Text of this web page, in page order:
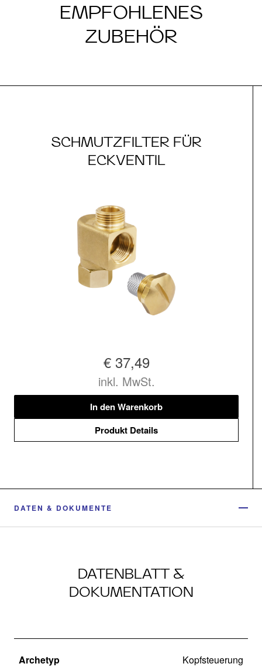
EMPFOHLENES
ZUBEHÖR
SCHMUTZFILTER FÜR
ECKVENTIL
€ 37,49
inkl. MwSt.
In den Warenkorb
Produkt Details
DATEN & DOKUMENTE
DATENBLATT &
DOKUMENTATION
Archetyp Kopfsteuerung